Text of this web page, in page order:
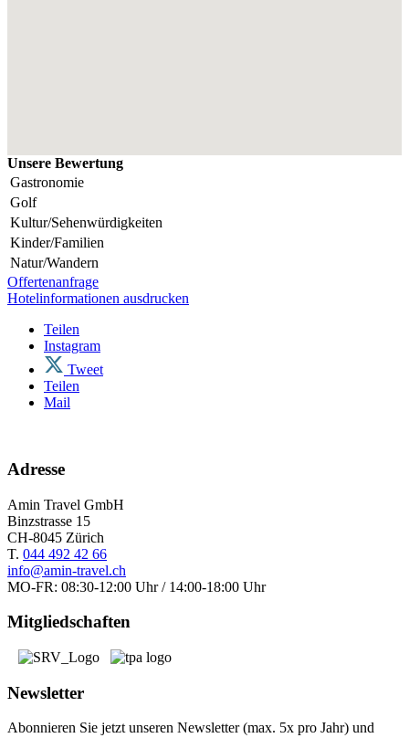
Unsere Bewertung
Gastronomie
Golf
Kultur/Sehenwürdigkeiten
Kinder/Familien
Natur/Wandern
Offertenanfrage
Hotelinformationen ausdrucken
Teilen
Instagram
Tweet
Teilen
Mail
Adresse
Amin Travel GmbH
Binzstrasse 15
CH-8045 Zürich
T. 044 492 42 66
info@amin-travel.ch
MO-FR: 08:30-12:00 Uhr / 14:00-18:00 Uhr
Mitgliedschaften
Newsletter
Abonnieren Sie jetzt unseren Newsletter (max. 5x pro Jahr) und